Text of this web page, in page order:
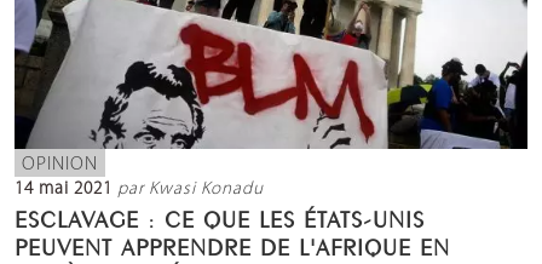
OPINION
14 mai 2021 par Kwasi Konadu
ESCLAVAGE : CE QUE LES ÉTATS-UNIS
PEUVENT APPRENDRE DE L'AFRIQUE EN